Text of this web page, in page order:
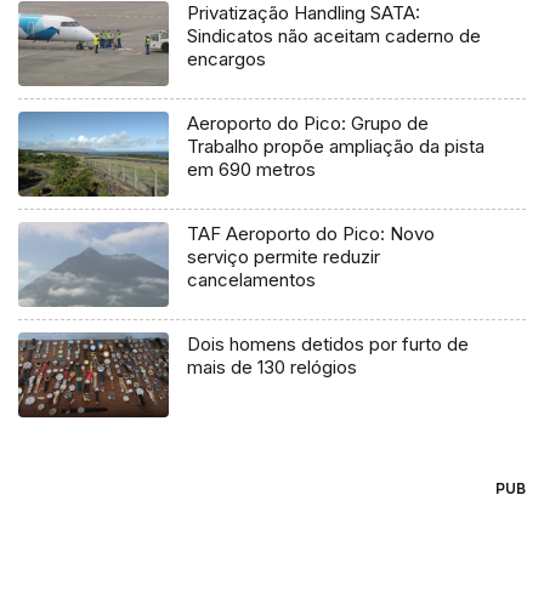
Privatização Handling SATA:
Sindicatos não aceitam caderno de
encargos
Aeroporto do Pico: Grupo de
Trabalho propõe ampliação da pista
em 690 metros
TAF Aeroporto do Pico: Novo
serviço permite reduzir
cancelamentos
Dois homens detidos por furto de
mais de 130 relógios
PUB